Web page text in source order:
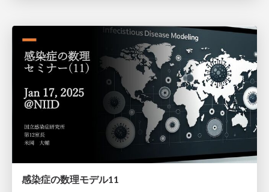
感染症の数理モデル11